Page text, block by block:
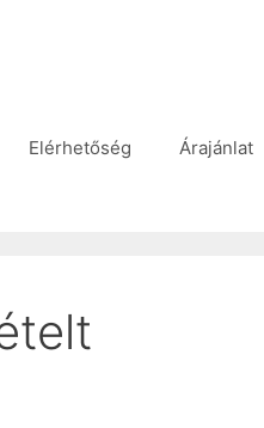
Elérhetőség Árajánlat